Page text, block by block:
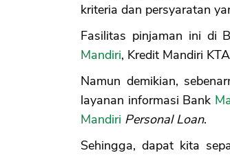
kriteria dan persyaratan
Fasilitas pinjaman ini di
Mandiri, Kredit Mandiri
Namun demikian,
layanan informasi Bank
Mandiri Personal Loan.
Sehingga, dapat kita